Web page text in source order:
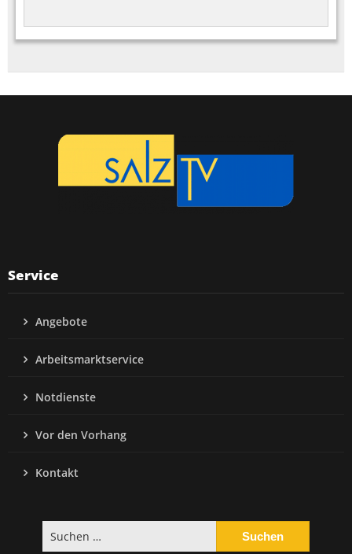
Service
Angebote
Arbeitsmarktservice
Notdienste
Vor den Vorhang
Kontakt
Suchen
nach: